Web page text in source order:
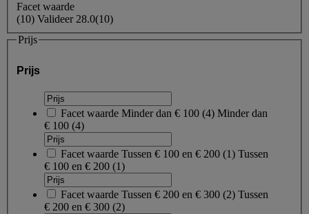
Facet waarde
(10) Valideer 28.0(10)
Prijs
Prijs
Facet waarde Minder dan € 100 (4) Minder dan
€ 100 (4)
Facet waarde Tussen € 100 en € 200 (1) Tussen
€ 100 en € 200 (1)
Facet waarde Tussen € 200 en € 300 (2) Tussen
€ 200 en € 300 (2)